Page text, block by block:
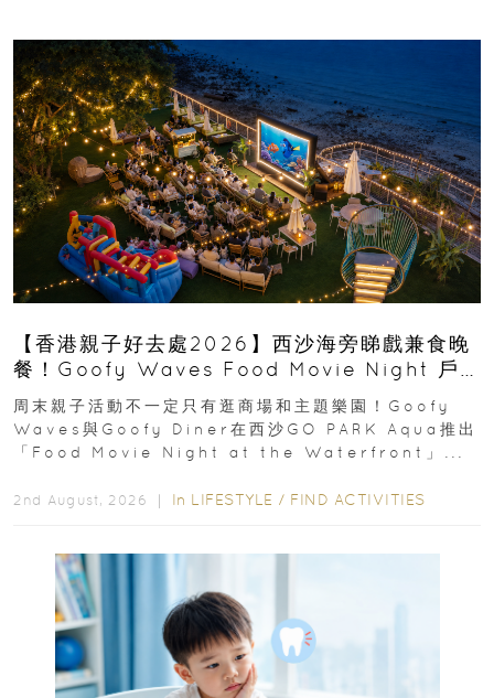
【香港親子好去處2026】西沙海旁睇戲兼食晚
餐！Goofy Waves Food Movie Night 戶
外影院逢週末登場
周末親子活動不一定只有逛商場和主題樂園！Goofy
Waves與Goofy Diner在西沙GO PARK Aqua推出
「Food Movie Night at the Waterfront」...
2nd August, 2026 ｜ In LIFESTYLE / FIND ACTIVITIES